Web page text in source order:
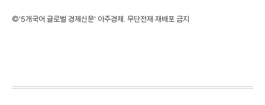
©'5개국어 글로벌 경제신문' 아주경제. 무단전재·재배포 금지